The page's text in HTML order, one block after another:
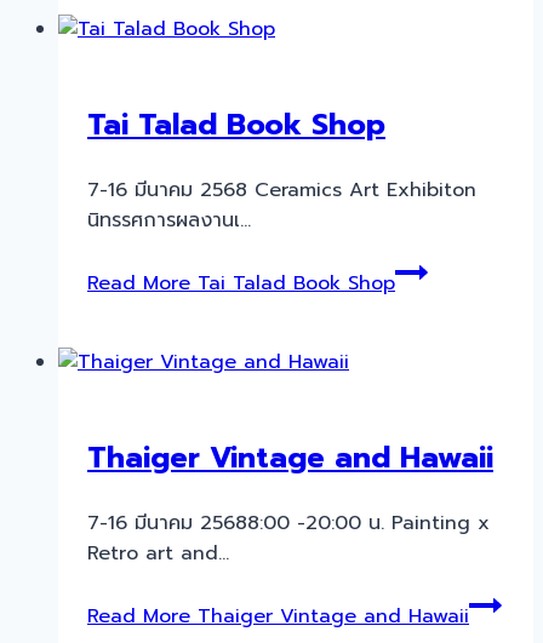
Tai Talad Book Shop
7-16 มีนาคม 2568 Ceramics Art Exhibiton
นิทรรศการผลงานเ…
Read MoreTai Talad Book Shop
Thaiger Vintage and Hawaii
7-16 มีนาคม 25688:00 -20:00 น. Painting x
Retro art and…
Read MoreThaiger Vintage and Hawaii